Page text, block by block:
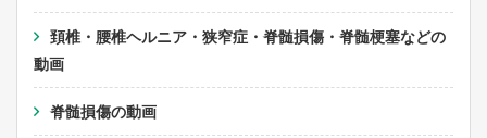
頚椎・腰椎ヘルニア・狭窄症・脊髄損傷・脊髄梗塞などの
動画
脊髄損傷の動画